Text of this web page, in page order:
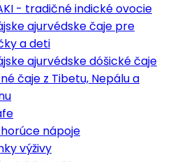
- tradičné indické ovocie
ajurvédske čaje pre
a deti
ajurvédske dóšické čaje
čaje z Tibetu, Nepálu a
nápoje
výživy